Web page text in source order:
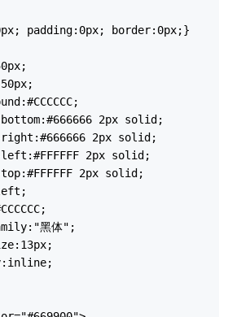
padding:0px; border:0px;}
bottom:#666666 2px solid;
right:#666666 2px solid;
left:#FFFFFF 2px solid;
top:#FFFFFF 2px solid;
黑体";